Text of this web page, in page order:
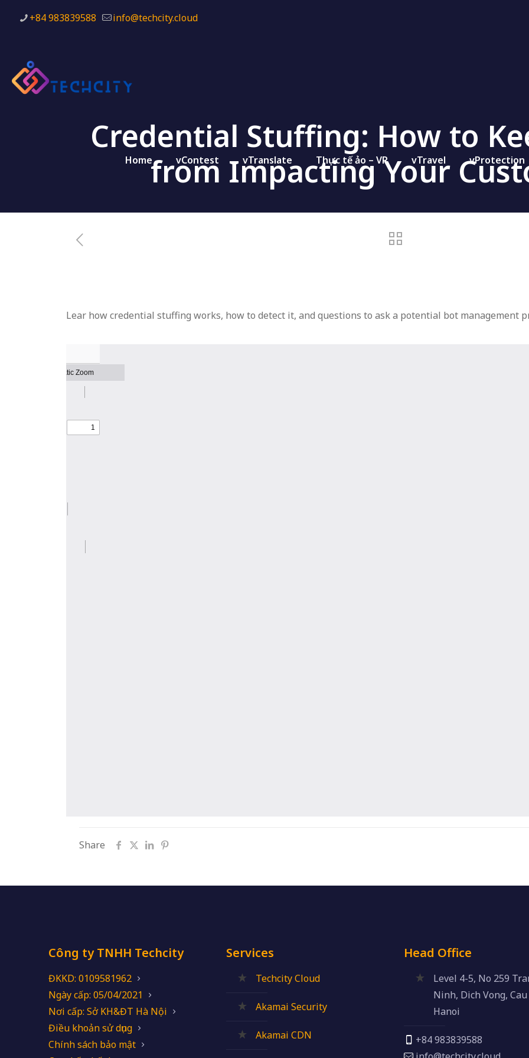
+84 983839588 info@techcity.cloud
Home vContest vTranslate Thực tế ảo – VR vTravel vProtection
Credential Stuffing: How to
from Impacting Your
Lear how credential stuffing works, how to detect it, and questions to ask a potential bot management
Share
Công ty TNHH Techcity
ĐKKD: 0109581962
Ngày cấp: 05/04/2021
Nơi cấp: Sở KH&ĐT Hà Nội
Điều khoản sử dụng
Chính sách bảo mật
Services
Techcity Cloud
Akamai Security
Akamai CDN
Head Office
Level 4-5, No 259
Ninh, Dich Vong, Cau
Hanoi
+84 983839588